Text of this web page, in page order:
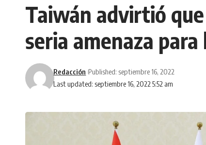
Taiwán advirtió
seria amenaza
Last updated: septiembre 16, 2022 5:52 am
Redacción Published: septiembre 16, 2022